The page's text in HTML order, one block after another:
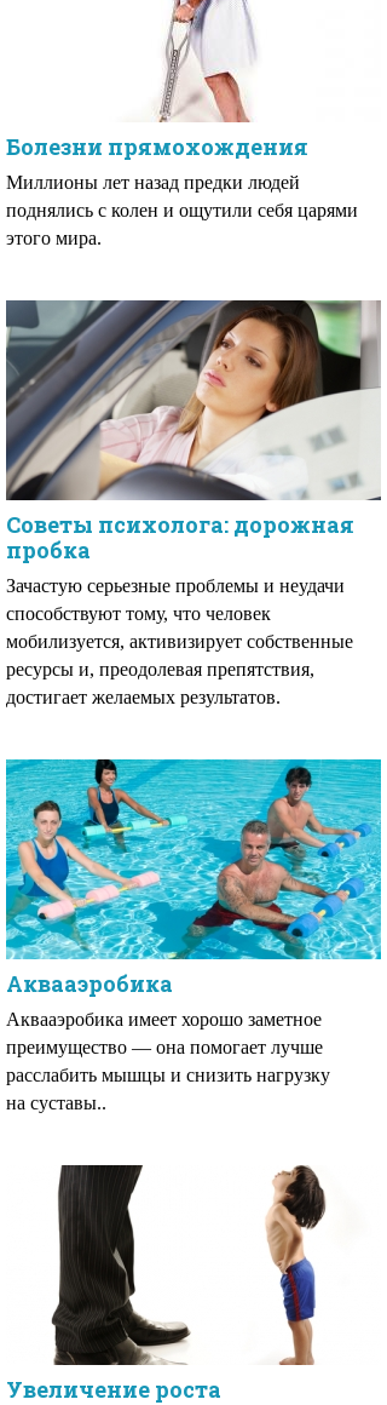
Болезни прямохождения
Миллионы лет назад предки людей
поднялись с колен и ощутили себя царями
этого мира.
Советы психолога: дорожная
пробка
Зачастую серьезные проблемы и неудачи
способствуют тому, что человек
мобилизуется, активизирует собственные
ресурсы и, преодолевая препятствия,
достигает желаемых результатов.
Аквааэробика
Аквааэробика имеет хорошо заметное
преимущество — она помогает лучше
расслабить мышцы и снизить нагрузку
на суставы..
Увеличение роста